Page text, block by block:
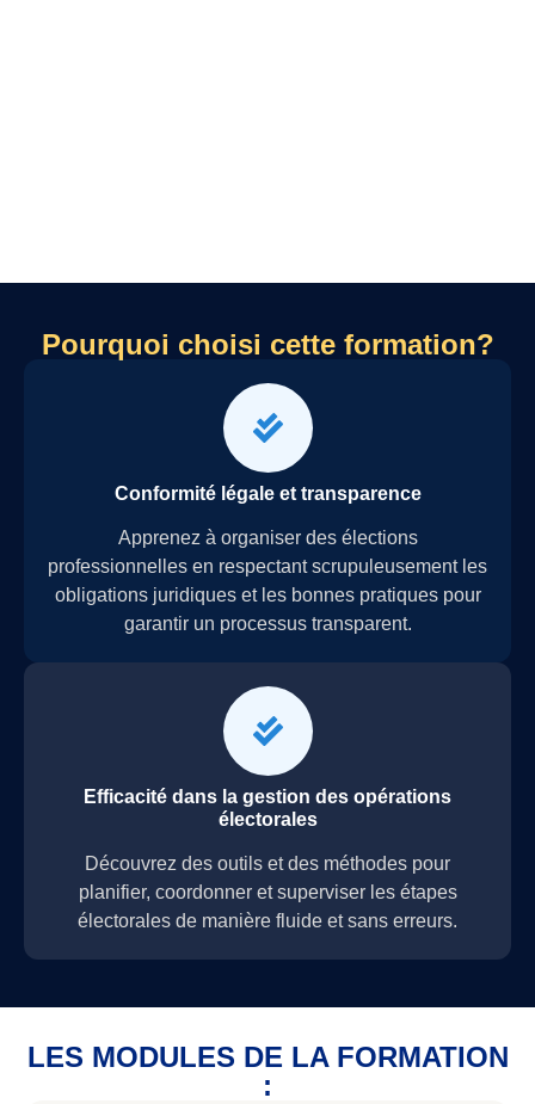
Pourquoi choisi cette formation?
Conformité légale et transparence
Apprenez à organiser des élections
professionnelles en respectant scrupuleusement les
obligations juridiques et les bonnes pratiques pour
garantir un processus transparent.
Efficacité dans la gestion des opérations
électorales
Découvrez des outils et des méthodes pour
planifier, coordonner et superviser les étapes
électorales de manière fluide et sans erreurs.
LES MODULES DE LA FORMATION
: